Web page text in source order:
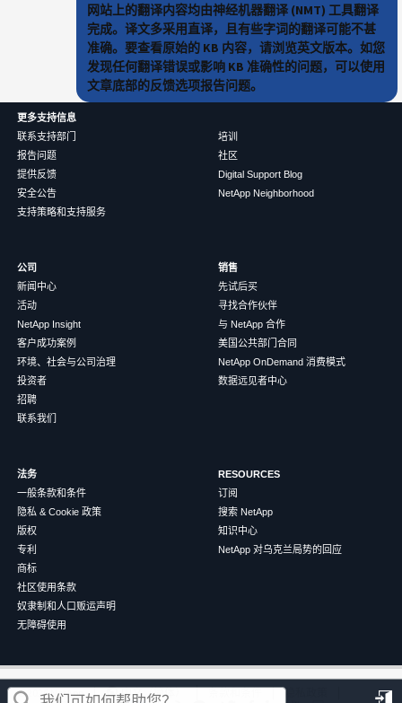
这篇文章对您有帮助吗？
网站上的翻译内容均由神经机器翻译 (NMT) 工具翻译
完成。译文多采用直译，且有些字词的翻译可能不甚
准确。要查看原始的 KB 内容，请浏览英文版本。如您
发现任何翻译错误或影响 KB 准确性的问题，可以使用
文章底部的反馈选项报告问题。
更多支持信息
联系支持部门
报告问题
提供反馈
安全公告
支持策略和支持服务
培训
社区
Digital Support Blog
NetApp Neighborhood
公司
新闻中心
活动
NetApp Insight
客户成功案例
环境、社会与公司治理
投资者
招聘
联系我们
销售
先试后买
寻找合作伙伴
与 NetApp 合作
美国公共部门合同
NetApp OnDemand 消费模式
数据远见者中心
法务
一般条款和条件
隐私 & Cookie 政策
版权
专利
商标
社区使用条款
奴隶制和人口贩运声明
无障碍使用
RESOURCES
订阅
搜索 NetApp
知识中心
NetApp 对乌克兰局势的回应
©2026NetApp 中文（简体） 条款和条件
隐私政策